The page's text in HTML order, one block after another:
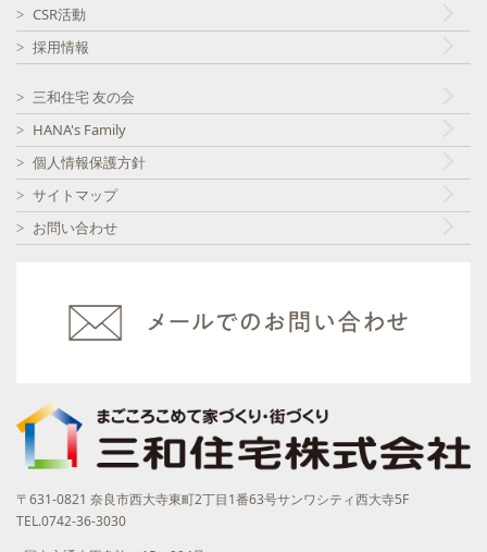
CSR活動
採用情報
三和住宅 友の会
HANA's Family
個人情報保護方針
サイトマップ
お問い合わせ
〒631-0821 奈良市西大寺東町2丁目1番63号サンワシティ西大寺5F
TEL.0742-36-3030